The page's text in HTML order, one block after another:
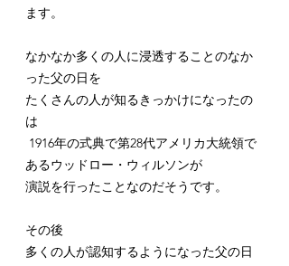
ます。
なかなか多くの人に浸透することのなか
った父の日を
たくさんの人が知るきっかけになったの
は
あるウッドロー・ウィルソンが
演説を行ったことなのだそうです。
その後
多くの人が認知するようになった父の日